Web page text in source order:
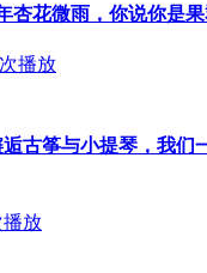
杏花微雨，你说你是
播放
古筝与小提琴，我们
播放